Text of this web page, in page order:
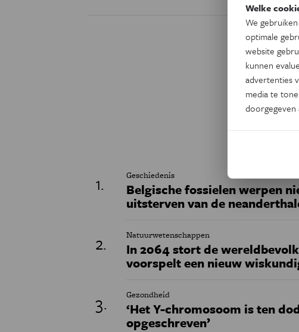
Geschiedenis
Belgische fossielen werpen
uitsterven van de
Natuurwetenschappen
In 2064 stort de
voorspelt een nieuw
Gezondheid
‘Het Y-chromosoom is ten
opgeschreven’
Welke
We
optimale
website
kunnen
advertenties
media te
doorgegeven